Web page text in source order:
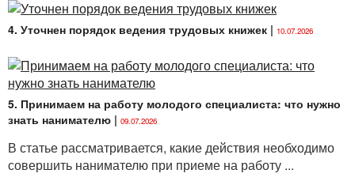
4. Уточнен порядок ведения трудовых книжек | 10.07.2026
5. Принимаем на работу молодого специалиста: что нужно
знать нанимателю | 09.07.2026
В статье рассматривается, какие действия необходимо
совершить нанимателю при приеме на работу ...